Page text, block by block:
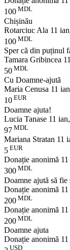
100 MDL
Chișinău
Rotarciuc Ala 11
100 MDL
Sper că din puținul
Tamara Gribincea
50 MDL
Cu Doamne-ajută
Maria Cenusa 11
10 EUR
Doamne ajuta!
Lucia Tanase 11
97 MDL
Mariana Stratan 11
5 EUR
Donație anonimă
300 MDL
Doamne ajută să fie
Donație anonimă
200 MDL
Donație anonimă
200 MDL
Doamne ajuta
Donație anonimă
USD